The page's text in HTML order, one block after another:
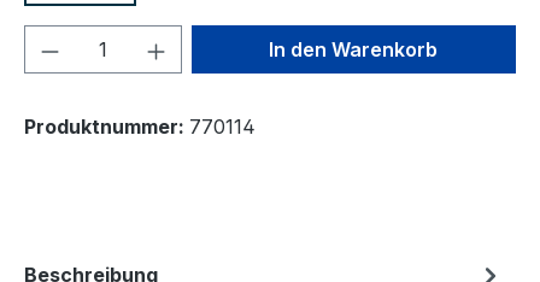
Produkt Anzahl: Gib denIn den Warenkorb
Produktnummer: 770114
Beschreibung